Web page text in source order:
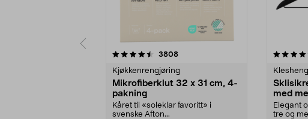
3808anmeldelser
Kjøkkenrengjøring
Mikrofiberklut 32 x 31 cm, 4-
pakning
Kåret til «soleklar favoritt» i
svenske Afton...
4.5av 5 stjerner
med
Elegant
tre og